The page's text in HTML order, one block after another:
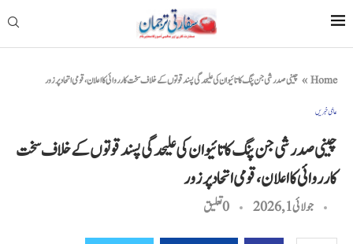
Home
» چینی صدر شی جن پنگ کا تائیوان کی علیحدگی پسند قوتوں کے خلاف سخت کارروائی کا اعلان، قومی اتحاد پر زور
عالمی خبریں
چینی صدر شی جن پنگ کا تائیوان کی علیحدگی پسند قوتوں کے خلاف سخت
کارروائی کا اعلان، قومی اتحاد پر زور
جولائی 1, 2026 0 تعليق